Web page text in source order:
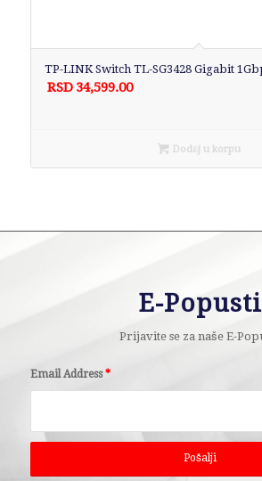
TP-LINK Switch TL-SG3428 Gigabit
RSD 34,599.00
Dodaj u korpu
E-Popusti
Prijavite se za naše E-
Email Address*